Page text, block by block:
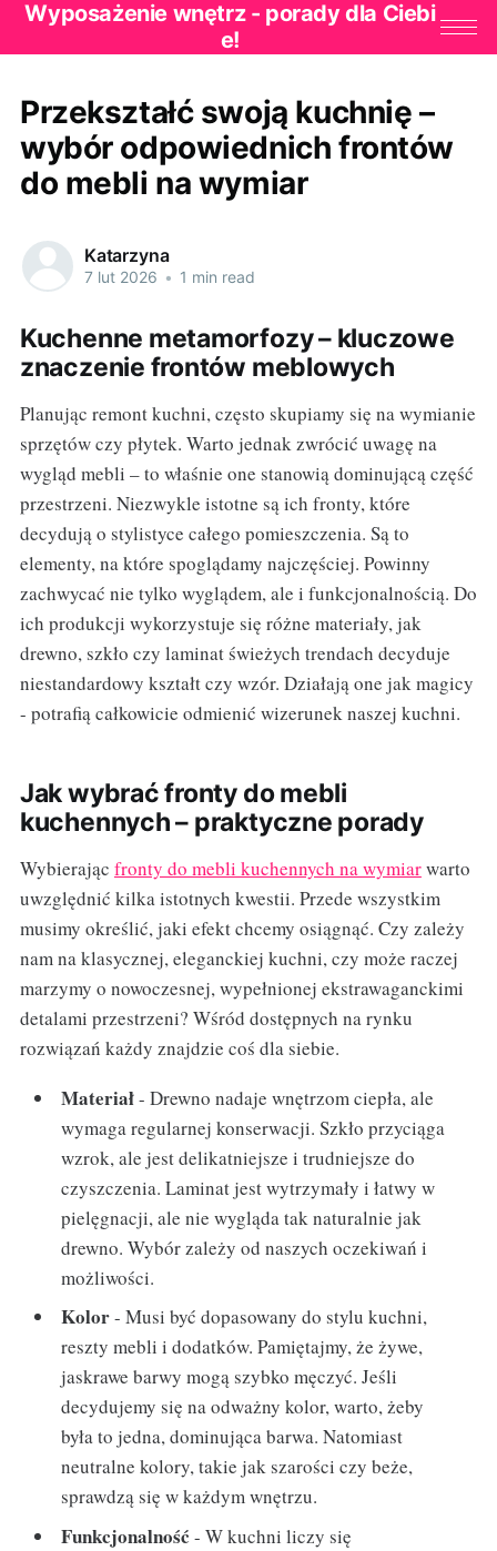
Wyposażenie wnętrz - porady dla Ciebi
e!
Przekształć swoją kuchnię –
wybór odpowiednich frontów
do mebli na wymiar
Katarzyna
7 lut 2026 • 1 min read
Kuchenne metamorfozy – kluczowe
znaczenie frontów meblowych
Planując remont kuchni, często skupiamy się na wymianie
sprzętów czy płytek. Warto jednak zwrócić uwagę na
wygląd mebli – to właśnie one stanowią dominującą część
przestrzeni. Niezwykle istotne są ich fronty, które
decydują o stylistyce całego pomieszczenia. Są to
elementy, na które spoglądamy najczęściej. Powinny
zachwycać nie tylko wyglądem, ale i funkcjonalnością. Do
ich produkcji wykorzystuje się różne materiały, jak
drewno, szkło czy laminat świeżych trendach decyduje
niestandardowy kształt czy wzór. Działają one jak magicy
- potrafią całkowicie odmienić wizerunek naszej kuchni.
Jak wybrać fronty do mebli
kuchennych – praktyczne porady
Wybierając fronty do mebli kuchennych na wymiarwarto
uwzględnić kilka istotnych kwestii. Przede wszystkim
musimy określić, jaki efekt chcemy osiągnąć. Czy zależy
nam na klasycznej, eleganckiej kuchni, czy może raczej
marzymy o nowoczesnej, wypełnionej ekstrawaganckimi
detalami przestrzeni? Wśród dostępnych na rynku
rozwiązań każdy znajdzie coś dla siebie.
Materiał- Drewno nadaje wnętrzom ciepła, ale
wymaga regularnej konserwacji. Szkło przyciąga
wzrok, ale jest delikatniejsze i trudniejsze do
czyszczenia. Laminat jest wytrzymały i łatwy w
pielęgnacji, ale nie wygląda tak naturalnie jak
drewno. Wybór zależy od naszych oczekiwań i
możliwości.
Kolor- Musi być dopasowany do stylu kuchni,
reszty mebli i dodatków. Pamiętajmy, że żywe,
jaskrawe barwy mogą szybko męczyć. Jeśli
decydujemy się na odważny kolor, warto, żeby
była to jedna, dominująca barwa. Natomiast
neutralne kolory, takie jak szarości czy beże,
sprawdzą się w każdym wnętrzu.
Funkcjonalność - W kuchni liczy się